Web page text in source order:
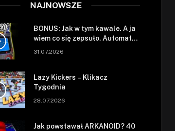
NAJNOWSZE
BONUS: Jak w tym kawale. A ja
wiem co się zepsuło. Automat
się zepsuł.
31.07.2026
Lazy Kickers – Klikacz
Tygodnia
28.07.2026
Jak powstawał ARKANOID? 40